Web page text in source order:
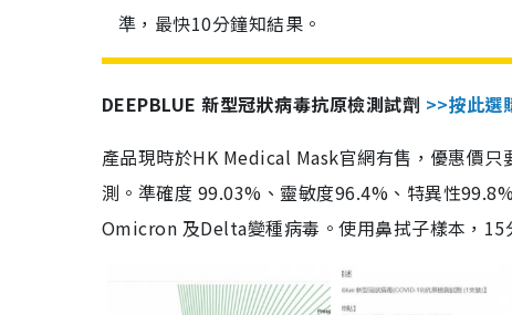
準，最快10分鐘知結果。
DEEPBLUE 新型冠狀病毒抗原檢測試劑 >>按此選
產品現時於HK Medical Mask官網有售，優惠價
測。準確度 99.03%、靈敏度96.4%、特異性
Omicron 及Delta變種病毒。使用鼻拭子樣本，15